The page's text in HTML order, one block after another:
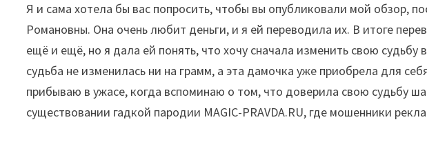
Я и сама хотела бы вас попросить, чтобы вы опубликовали мой обзор,
Романовны. Она очень любит деньги, и я ей переводила их. В итоге
ещё и ещё, но я дала ей понять, что хочу сначала изменить свою
судьба не изменилась ни на грамм, а эта дамочка уже приобрела для
прибываю в ужасе, когда вспоминаю о том, что доверила свою судьбу
существовании гадкой пародии MAGIC-PRAVDA.RU, где мошенники